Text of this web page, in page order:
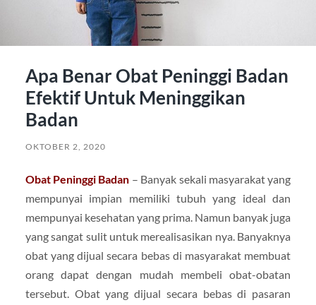
Apa Benar Obat Peninggi Badan
Efektif Untuk Meninggikan
Badan
OKTOBER 2, 2020
Obat Peninggi Badan – Banyak sekali masyarakat yang
mempunyai impian memiliki tubuh yang ideal dan
mempunyai kesehatan yang prima. Namun banyak juga
yang sangat sulit untuk merealisasikan nya. Banyaknya
obat yang dijual secara bebas di masyarakat membuat
orang dapat dengan mudah membeli obat-obatan
tersebut. Obat yang dijual secara bebas di pasaran